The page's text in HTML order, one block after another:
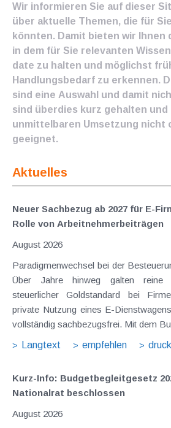
Wir informieren Sie auf dieser
über aktuelle Themen, die für
könnten. Damit bieten wir Ihnen
in dem für Sie relevanten
date zu halten und möglichst
Handlungsbedarf zu erkennen.
sind eine Auswahl und damit
sind überdies kurz gehalten und
unmittelbaren Umsetzung nicht
geeignet.
Aktuelles
Neuer Sachbezug ab 2027 für E-
Rolle von Arbeitnehmer​­beiträgen
August 2026
Paradigmenwechsel bei der
Über Jahre hinweg galten reine
steuerlicher Goldstandard bei
private Nutzung eines E-
vollständig sachbezugsfrei. Mit dem
Langtext
empfehlen
Kurz-Info: Budgetbegleitgesetz
Nationalrat beschlossen
August 2026